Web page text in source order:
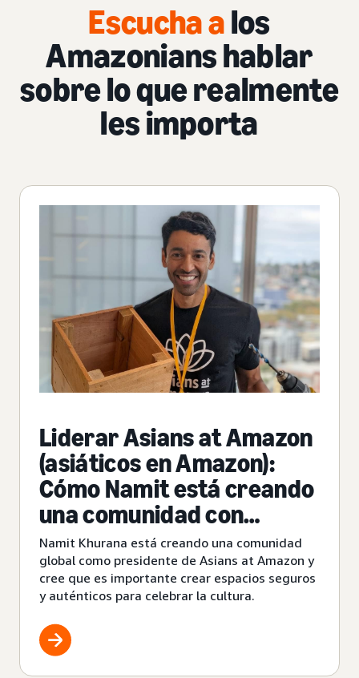
Escucha alos
Amazonians hablar
sobre lo que realmente
les importa
Liderar Asians at Amazon
(asiáticos en Amazon):
Cómo Namit está creando
una comunidad con
impacto real
Namit Khurana está creando una comunidad
global como presidente de Asians at Amazon y
cree que es importante crear espacios seguros
y auténticos para celebrar la cultura.